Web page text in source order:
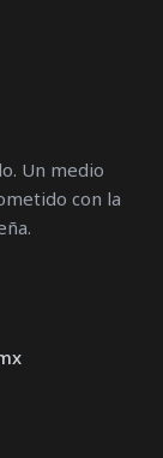
Un medio
con la